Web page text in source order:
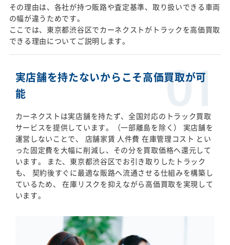
その理由は、各社が持つ販路や査定基準、取り扱いできる車両
の幅が違うためです。
ここでは、東京都渋谷区でカーネクストがトラックを高価買取
できる理由についてご説明します。
実店舗を持たないからこそ高価買取が可
能
カーネクストは実店舗を持たず、全国対応のトラック買取
サービスを提供しています。（一部離島を除く） 実店舗を
運営しないことで、 店舗家賃 人件費 在庫管理コスト とい
った固定費を大幅に削減し、その分を買取価格へ還元して
います。 また、東京都渋谷区でお引き取りしたトラック
も、 契約後すぐに最適な販路へ流通させる仕組みを構築し
ているため、 在庫リスクを抑えながら高価買取を実現して
います。